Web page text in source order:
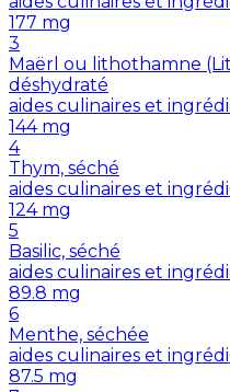
177 mg
3
Maërl ou lithothamne
déshydraté
aides culinaires et
144 mg
4
Thym, séché
aides culinaires et
124 mg
5
Basilic, séché
aides culinaires et
89.8 mg
6
Menthe, séchée
aides culinaires et
87.5 mg